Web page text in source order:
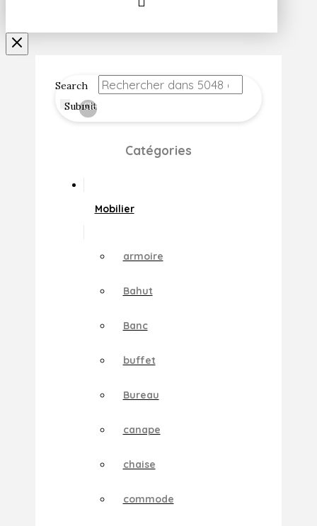
Search
Submit
Clear
Catégories
Mobilier
armoire
Bahut
Banc
buffet
Bureau
canape
chaise
commode